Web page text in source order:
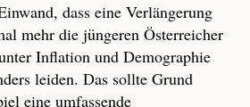
dass eine Verlängerung
mehr die jüngeren Österreicher
Inflation und Demographie
leiden. Das sollte Grund
eine umfassende